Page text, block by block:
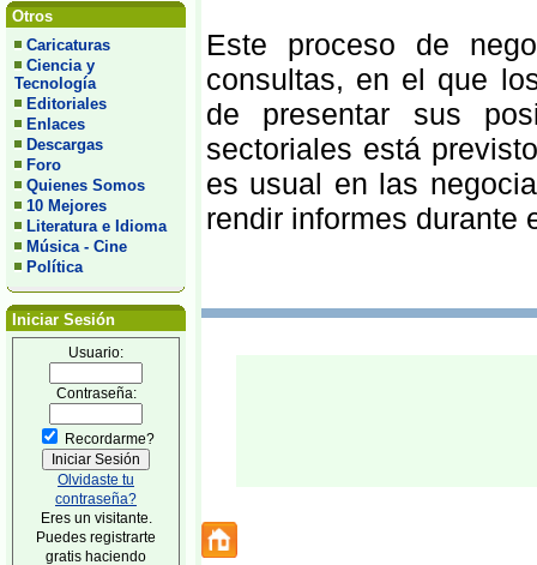
Otros
Caricaturas
Ciencia y
Tecnología
Editoriales
Enlaces
Descargas
Foro
Quienes Somos
10 Mejores
Literatura e Idioma
Música - Cine
Política
Iniciar Sesión
Usuario:
Contraseña:
Recordarme?
Olvidaste tu
contraseña?
Eres un visitante.
Puedes registrarte
gratis haciendo
Este proceso de
consultas, en el que
de presentar sus
sectoriales está
es usual en las
rendir informes durante